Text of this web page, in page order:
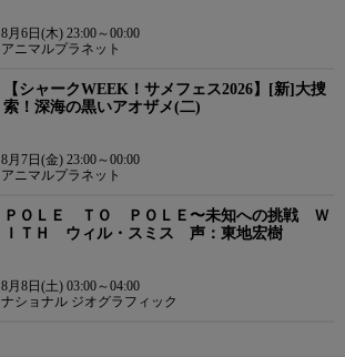
8月6日(木) 23:00～00:00
アニマルプラネット
【シャークWEEK！サメフェス2026】[新]大捜
索！深海の黒いアオザメ(二)
8月7日(金) 23:00～00:00
アニマルプラネット
ＰＯＬＥ ＴＯ ＰＯＬＥ〜未知への挑戦 Ｗ
ＩＴＨ ウィル・スミス 声：東地宏樹
8月8日(土) 03:00～04:00
ナショナル ジオグラフィック